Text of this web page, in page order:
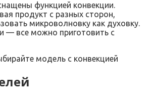
функцией конвекции.
продукт с разных сторон,
микроволновку как духовку.
— все можно приготовить с